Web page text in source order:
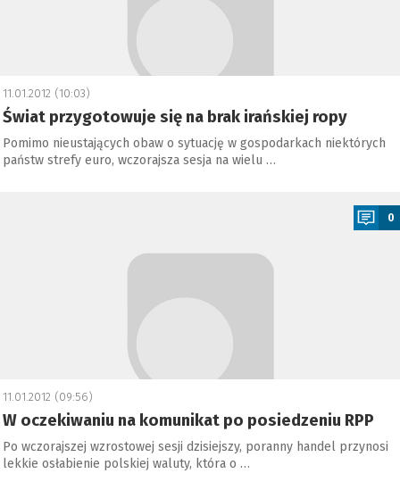
11.01.2012 (10:03)
Świat przygotowuje się na brak irańskiej ropy
Pomimo nieustających obaw o sytuację w gospodarkach niektórych
państw strefy euro, wczorajsza sesja na wielu …
0
11.01.2012 (09:56)
W oczekiwaniu na komunikat po posiedzeniu RPP
Po wczorajszej wzrostowej sesji dzisiejszy, poranny handel przynosi
lekkie osłabienie polskiej waluty, która o …